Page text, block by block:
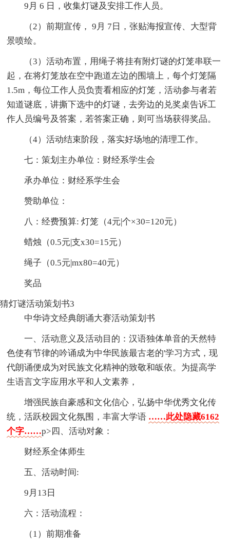
9月 6 日，收集灯谜及安排工作人员。
（2）前期宣传， 9月 7日，张贴海报宣传、大型背
景喷绘。
（3）活动布置，用绳子将挂有附灯谜的灯笼串联一
起，在将灯笼放在空中跑道左边的围墙上，每个灯笼隔
1.5m，每位工作人员负责看相应的灯笼，活动参与者若
知道谜底，讲撕下选中的灯谜，去旁边的兑奖桌告诉工
作人员编号及答案，若答案正确，则可当场获得奖品。
（4）活动结束阶段，落实好场地的清理工作。
七：策划主办单位：财经系学生会
承办单位：财经系学生会
赞助单位：
八：经费预算: 灯笼（4元|个×30=120元）
蜡烛（0.5元|支x30=15元）
绳子（0.5元|mx80=40元）
奖品
猜灯谜活动策划书3
中华诗文经典朗诵大赛活动策划书
一、活动意义及活动目的：汉语独体单音的天然特
色使有节律的吟诵成为中华民族最古老的'学习方式，现
代朗诵便成为对民族文化精神的致敬和皈依。为提高学
生语言文字应用水平和人文素养，
增强民族自豪感和文化信心，弘扬中华优秀文化传
统，活跃校园文化氛围，丰富大学语 ……此处隐藏6162
个字……p>四、活动对象：
财经系全体师生
五、活动时间:
9月13日
六：活动流程：
（1）前期准备